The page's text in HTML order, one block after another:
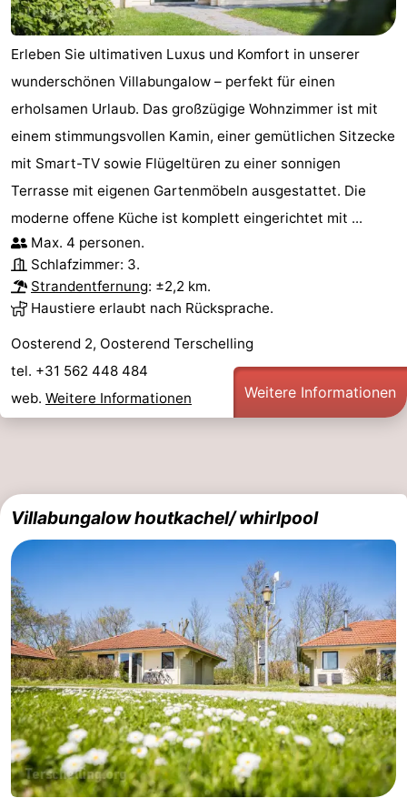
Erleben Sie ultimativen Luxus und Komfort in unserer
wunderschönen Villabungalow – perfekt für einen
erholsamen Urlaub. Das großzügige Wohnzimmer ist mit
einem stimmungsvollen Kamin, einer gemütlichen Sitzecke
mit Smart-TV sowie Flügeltüren zu einer sonnigen
Terrasse mit eigenen Gartenmöbeln ausgestattet. Die
moderne offene Küche ist komplett eingerichtet mit ...
Max. 4 personen.
Schlafzimmer: 3.
Strandentfernung: ±2,2 km.
Haustiere erlaubt nach Rücksprache.
Oosterend 2, Oosterend Terschelling
tel. +31 562 448 484
web. Weitere Informationen Weitere Informationen
Villabungalow houtkachel/ whirlpool